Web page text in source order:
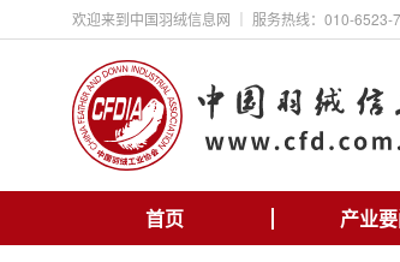
欢迎来到中国羽绒信息网 ｜ 服务热线：010-6523-
首页 产业